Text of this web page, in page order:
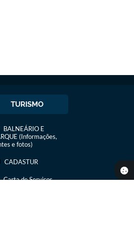
TURISMO
BALNEÁRIO E
(Informações,
e fotos)
CADASTUR
Carta de Serviços